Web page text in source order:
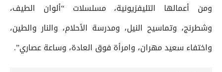
ومن أعمالها التليفزيونية، مسلسلات “ألوان الطيف،
وشطرنج، وتماسيح النيل، ومدرسة الأحلام، والنار والطين،
واختفاء سعيد مهران، وامرأة فوق العادة، وساعة عصاري”.